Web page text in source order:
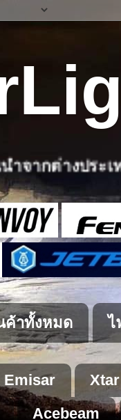
งปลีกและส่ง
ค้าทั้งหมด ไ
Emisar
Xtar
Acebeam